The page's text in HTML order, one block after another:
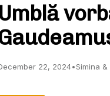
Umblă
22, 2024•Simina